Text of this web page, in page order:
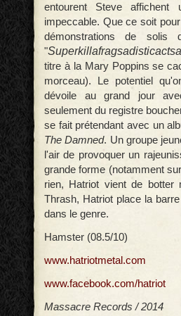
entourent Steve
impeccable. Que ce soit
démonstrations de
"
titre à la Mary Poppins se
morceau). Le potentiel
dévoile au grand jour
seulement du registre
se fait prétendant avec un
The Damned. Un groupe
l'air de provoquer un
grande forme (notamment
rien, Hatriot vient de botter
Thrash, Hatriot place la
dans le genre.
Hamster (08.5/10)
www.hatriotmetal.com
www.facebook.com/hatriot
Massacre Records / 2014